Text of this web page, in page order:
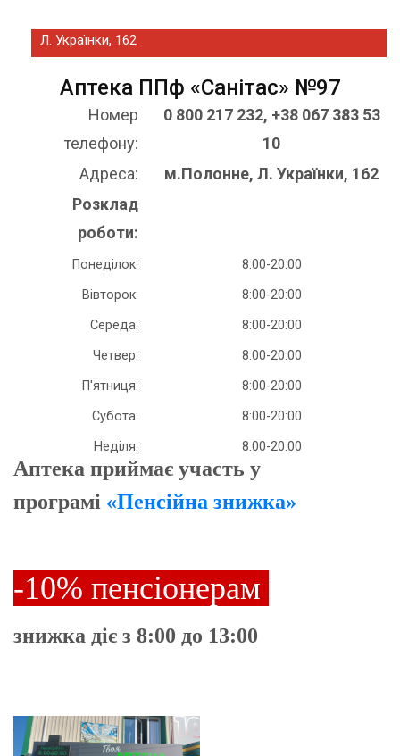
Л. Українки, 162
Аптека ППф «Санітас» №97
Номер
телефону:
0 800 217 232, +38 067 383 53
10
Адреса:
м.Полонне, Л. Українки, 162
Розклад
роботи:
Понеділок:
8:00-20:00
Вівторок:
8:00-20:00
Середа:
8:00-20:00
Четвер:
8:00-20:00
П'ятниця:
8:00-20:00
Субота:
8:00-20:00
Неділя:
8:00-20:00
Аптека приймає участь у
програмі «Пенсійна знижка»
-10% пенсіонерам
знижка діє з 8:00 до 13:00